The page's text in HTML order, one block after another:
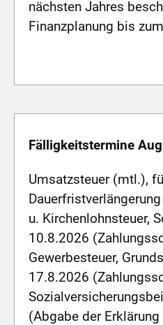
nächsten Jahres
Finanzplanung bis
Fälligkeitstermine
Umsatzsteuer (mtl.),
u. Kirchenlohnsteuer,
10.8.2026
Gewerbesteuer,
17.8.2026
(Abgabe der